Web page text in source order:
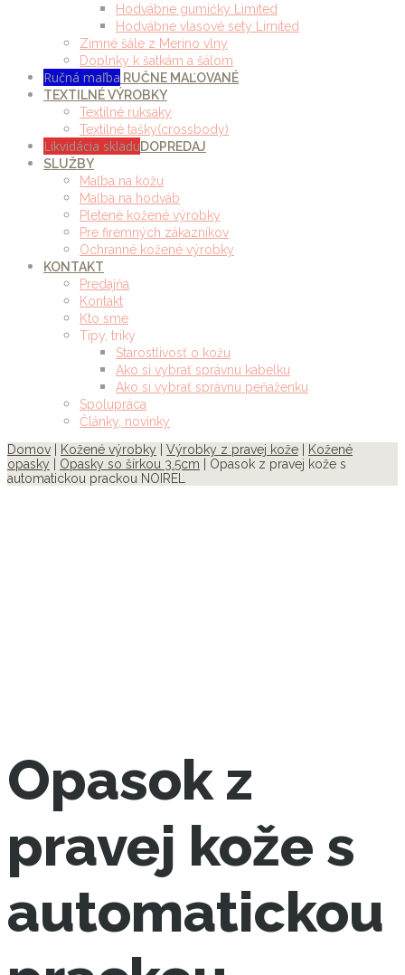
Hodvábne gumičky Limited
Hodvábne vlasové sety Limited
Zimné šále z Merino vlny
Doplnky k šatkám a šálom
Ručná maľba RUČNE MAĽOVANÉ
TEXTILNÉ VÝROBKY
Textilné ruksaky
Textilné tašky(crossbody)
Likvidácia skladuDOPREDAJ
SLUŽBY
Maľba na kožu
Maľba na hodváb
Pletené kožené výrobky
Pre firemných zákazníkov
Ochranné kožené výrobky
KONTAKT
Predajňa
Kontakt
Kto sme
Tipy, triky
Starostlivosť o kožu
Ako si vybrať správnu kabelku
Ako si vybrať správnu peňaženku
Spolupráca
Články, novinky
Domov
Kožené výrobky Výrobky z pravej kože
Kožené
opasky
Opasky so šírkou 3.5cm | Opasok z pravej kože s
automatickou prackou NOIREL
Opasok z
pravej kože s
automatickou